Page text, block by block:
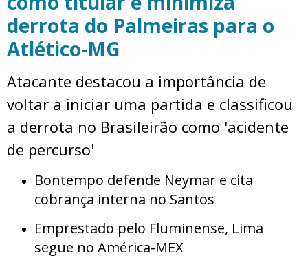
derrota do Palmeiras para o
Atlético-MG
Atacante destacou a importância de
voltar a iniciar uma partida e classificou
a derrota no Brasileirão como 'acidente
de percurso'
Bontempo defende Neymar e cita
cobrança interna no Santos
Emprestado pelo Fluminense, Lima
segue no América-MEX